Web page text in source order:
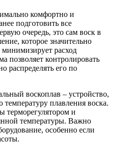
комфортно и
подготовить все
очередь, это сам воск в
которое значительно
расход
позволяет контролировать
распределять его по
воскоплав – устройство,
плавления воска.
терморегулятором и
температуры. Важно
особенно если